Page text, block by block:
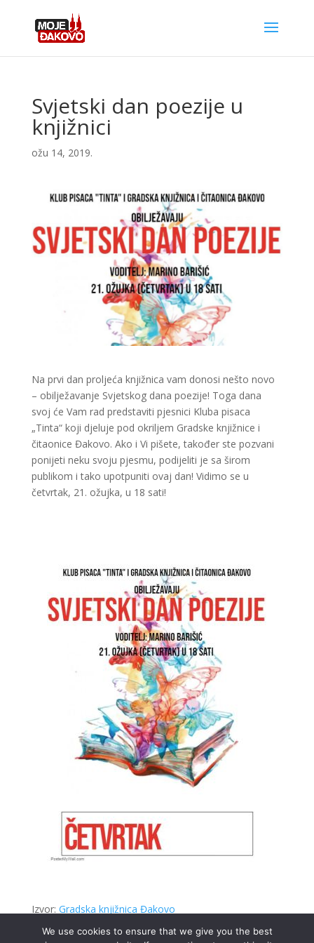
Svjetski dan poezije u
knjižnici
ožu 14, 2019.
Na prvi dan proljeća knjižnica vam donosi nešto novo
– obilježavanje Svjetskog dana poezije! Toga dana
svoj će Vam rad predstaviti pjesnici Kluba pisaca
„Tinta“ koji djeluje pod okriljem Gradske knjižnice i
čitaonice Đakovo. Ako i Vi pišete, također ste pozvani
ponijeti neku svoju pjesmu, podijeliti je sa širom
publikom i tako upotpuniti ovaj dan! Vidimo se u
četvrtak, 21. ožujka, u 18 sati!
Izvor: Gradska knjižnica Đakovo
We use cookies to ensure that we give you the best